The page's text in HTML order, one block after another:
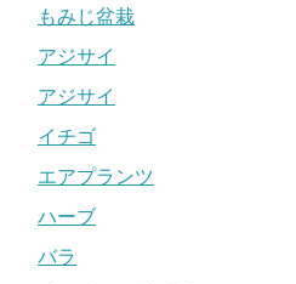
もみじ盆栽
アジサイ
アジサイ
イチゴ
エアプランツ
ハーブ
バラ